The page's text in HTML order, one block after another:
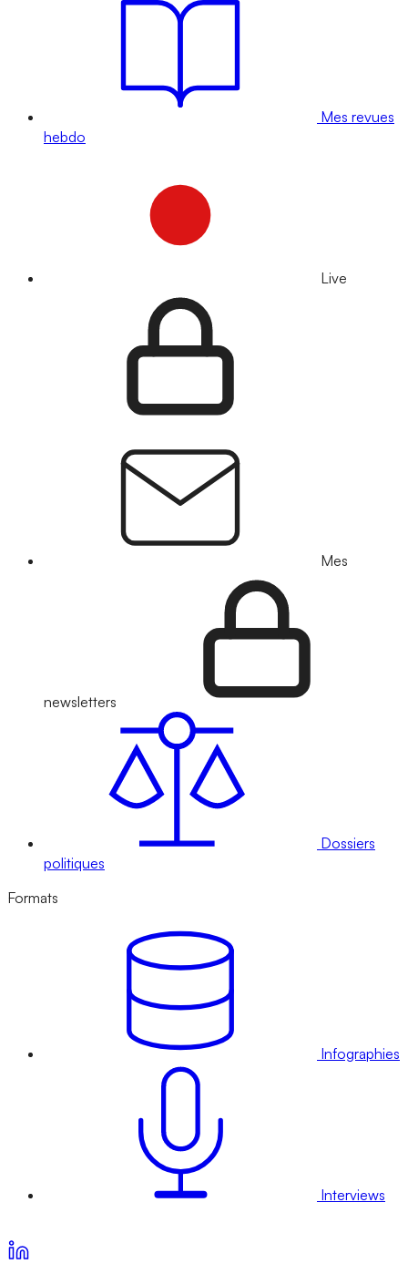
Mes revues
hebdo
Live
Mes
newsletters
Dossiers
politiques
Formats
Infographies
Interviews